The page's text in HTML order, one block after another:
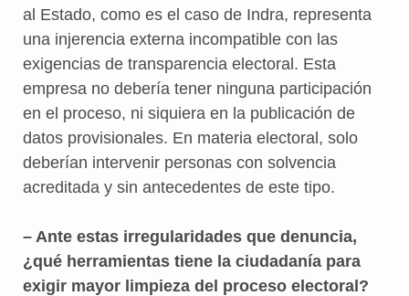
al Estado, como es el caso de Indra, representa
una injerencia externa incompatible con las
exigencias de transparencia electoral. Esta
empresa no debería tener ninguna participación
en el proceso, ni siquiera en la publicación de
datos provisionales. En materia electoral, solo
deberían intervenir personas con solvencia
acreditada y sin antecedentes de este tipo.
– Ante estas irregularidades que denuncia,
¿qué herramientas tiene la ciudadanía para
exigir mayor limpieza del proceso electoral?